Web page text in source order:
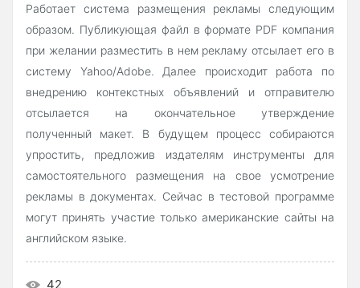
Работает система размещения рекламы следующим
образом. Публикующая файл в формате PDF компания
при желании разместить в нем рекламу отсылает его в
систему Yahoo/Adobe. Далее происходит работа по
внедрению контекстных объявлений и отправителю
отсылается на окончательное утверждение
полученный макет. В будущем процесс собираются
упростить, предложив издателям инструменты для
самостоятельного размещения на свое усмотрение
рекламы в документах. Сейчас в тестовой программе
могут принять участие только американские сайты на
английском языке.
42